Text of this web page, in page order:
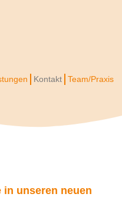
Kontakt Team/Praxis
in unseren neuen